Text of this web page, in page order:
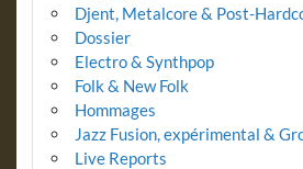
Djent, Metalcore & Post-
Dossier
Electro & Synthpop
Folk & New Folk
Hommages
Jazz Fusion, expérimental &
Live Reports